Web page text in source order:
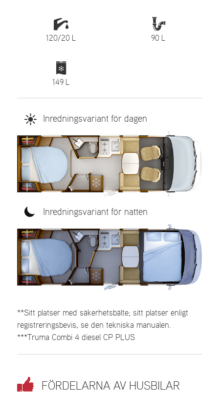
120/20 L 90 L
149 L
Inredningsvariant för dagen
Inredningsvariant för natten
**Sitt platser med säkerhetsbälte; sitt platser enligt
registreringsbevis, se den tekniska manualen.
***Truma Combi 4 diesel CP PLUS
FÖRDELARNA AV HUSBILAR